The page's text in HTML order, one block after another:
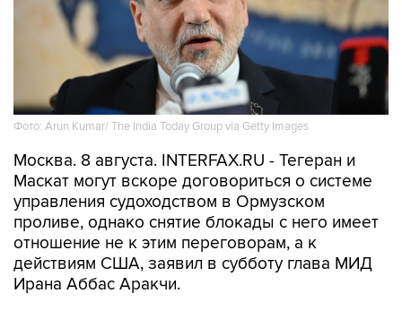
Фото: Arun Kumar/ The India Today Group via Getty Images
Москва. 8 августа. INTERFAX.RU - Тегеран и
Маскат могут вскоре договориться о системе
управления судоходством в Ормузском
проливе, однако снятие блокады с него имеет
отношение не к этим переговорам, а к
действиям США, заявил в субботу глава МИД
Ирана Аббас Аракчи.